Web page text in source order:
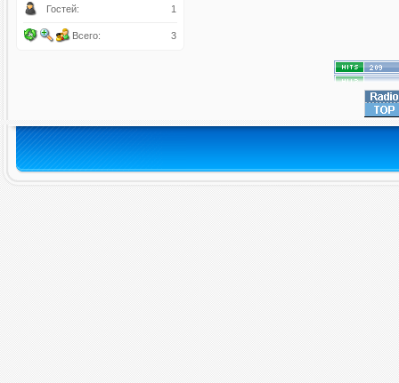
Гостей:
1
Всего: 3